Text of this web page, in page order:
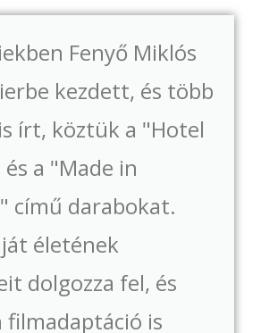
Fenyő Miklós
kezdett, és több
írt, köztük a "Hotel
a "Made in
című darabokat.
életének
dolgozza fel, és
filmadaptáció is